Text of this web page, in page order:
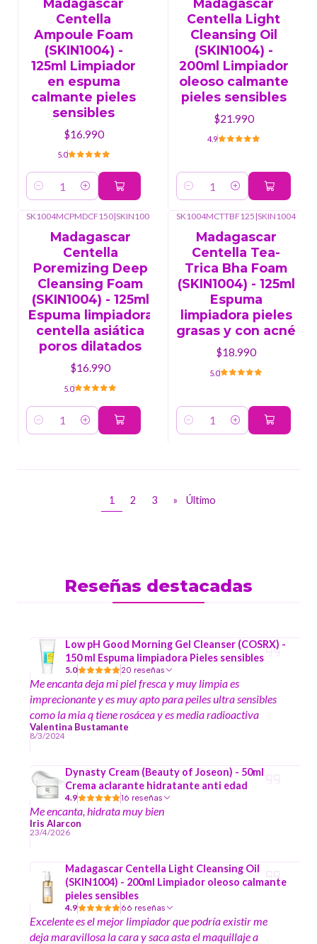
Madagascar
Centella
Ampoule Foam
(SKIN1004) -
125ml Limpiador
en espuma
calmante pieles
sensibles
$16.990
5.0
Cantidad
Madagascar
Centella Light
Cleansing Oil
(SKIN1004) -
200ml Limpiador
oleoso calmante
pieles sensibles
$21.990
4.9
Cantidad
SK1004MCPMDCF150|SKIN1004
Madagascar
Centella
Poremizing Deep
Cleansing Foam
(SKIN1004) - 125ml
Espuma limpiadora
centella asiática
poros dilatados
$16.990
5.0
Cantidad
SK1004MCTTBF125|SKIN1004
Madagascar
Centella Tea-
Trica Bha Foam
(SKIN1004) - 125ml
Espuma
limpiadora pieles
grasas y con acné
$18.990
5.0
Cantidad
1 2 3 » Último
Reseñas destacadas
Low pH Good Morning Gel Cleanser (COSRX) -
150 ml Espuma limpiadora Pieles sensibles
5.0 20 reseñas
Me encanta deja mi piel fresca y muy limpia es
imprecionante y es muy apto para peiles ultra sensibles
como la mia q tiene rosácea y es media radioactiva
Valentina Bustamante
8/3/2024
Dynasty Cream (Beauty of Joseon) - 50ml
Crema aclarante hidratante anti edad
4.9 16 reseñas
Me encanta, hidrata muy bien
Iris Alarcon
23/4/2026
Madagascar Centella Light Cleansing Oil
(SKIN1004) - 200ml Limpiador oleoso calmante
pieles sensibles
4.9 66 reseñas
Excelente es el mejor limpiador que podría existir me
deja maravillosa la cara y saca asta el maquillaje a